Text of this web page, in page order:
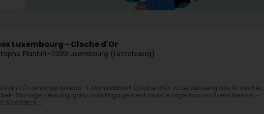
Luxembourg - Cloche d'Or
PlantinL-2339Luxembourg (Lëtzebuerg)
an 7/7, lénks op Niveau -1. MondialBox® Cloche d’Or zu Lëtzebuerg ass Är sécher,
Storage-Léisung, ganz ouni Engagement.Lount e Lagerbox no Ärem Besoin –
Käschten :...